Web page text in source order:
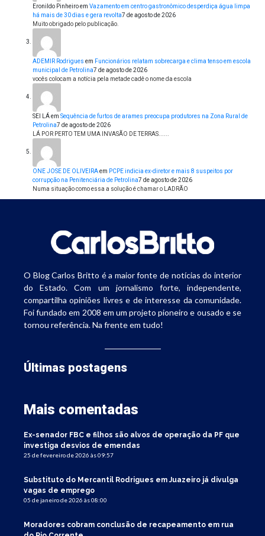
Eronildo Pinheiroem Vazamento em centro gastronômico desperdiça água limpa
há mais de 30 dias e gera revolta7 de agosto de 2026
Muito obrigado pelo publicação.
ADEMIR Rodrigues em Funcionários relatam sobrecarga e clima tenso em escola
municipal de Petrolina7 de agosto de 2026
vocês colocam a notícia pela metade cadê o nome da escola
SEI LÁem Sequência de furtos de arames preocupa produtores na Zona Rural de
Petrolina7 de agosto de 2026
LÁ POR PERTO TEM UMA INVASÃO DE TERRAS......
ONE JOSE DE OLIVEIRAem PCPE indicia ex-diretor e mais 8 suspeitos por
corrupção na Penitenciária de Petrolina7 de agosto de 2026
Numa situação como essa a solução é chamar o LADRÃO
O Blog Carlos Britto é a maior fonte de notícias do interior
do Estado. Com um jornalismo forte, independente,
compartilha opiniões livres e de interesse da comunidade.
Foi fundado em 2008 em um projeto pioneiro e ousado e se
tornou referência. Na frente em tudo!
Últimas postagens
Mais comentadas
Ex-senador FBC e filhos são alvos de operação da PF que
investiga desvios de emendas
25 de fevereiro de 2026 às 09:57
Substituto do Mercantil Rodrigues em Juazeiro já divulga
vagas de emprego
05 de janeiro de 2026 às 08:00
Moradores cobram conclusão de recapeamento em rua